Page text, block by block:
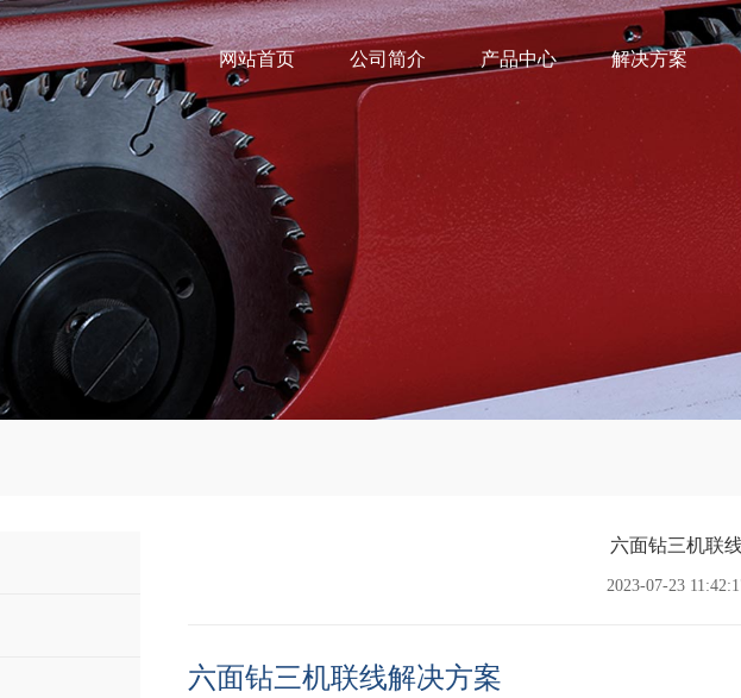
网站首页 公司简介 产品中心 解决方案
六面钻三机联
2023-07-23
六面钻三机联线解决方案